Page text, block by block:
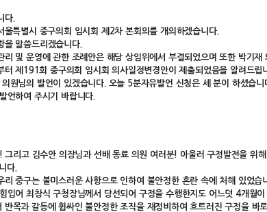
다.
특별시 중구의회 임시회 제2차 본회의를 개의하겠습니다.
을 말씀드리겠습니다.
리 및 운영에 관한 조례안은 해당 상임위에서 부결되었으며 또한 박기
터 제191회 중구의회 임시회 의사일정변경안이 제출되었음을 알려드립
원님의 발언이 있겠습니다. 오늘 5분자유발언 신청은 세 분이 하셨습
언하여 주시기 바랍니다.
리고 김수안 의장님과 선배 동료 의원 여러분! 아울러 구정발전을 위
다.
리 중구는 불미스러운 사항으로 인하여 불안정한 혼란 속에 처해 있었
입어 최창식 구청장님께서 당선되어 구정을 수행한지도 어느덧 4개월이
반목과 갈등에 휩싸인 불안정한 조직을 재정비하여 흐트러진 구정을